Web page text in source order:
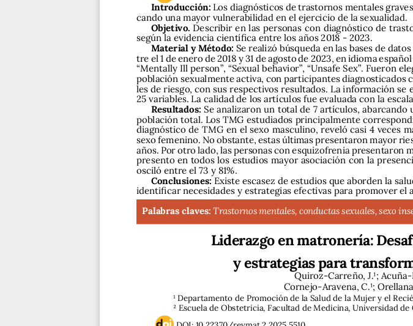
Liderazgo en matronería:
y estrategias para
Quiroz-Carreño, J.1; Acuña-
Cornejo-Aravena, C.1;
1 Departamento de Promoción de la Salud de la Mujer y el
2 Escuela de Obstetricia, Facultad de Medicina, Universidad de
Palabras claves: Trastornos mentales, conductas sexuales, sexo
Introducción: Los diagnósticos de trastornos mentales
cando una mayor vulnerabilidad en el ejercicio de la sexualidad.
Objetivo. Describir en las personas con diagnóstico de
según la evidencia científica entre los años 2018 - 2023.
Material y Método: Se realizó búsqueda en las bases de
tre el 1 de enero de 2018 y 31 de agosto de 2023, en idioma
“Mentally Ill person”, “Sexual behavior”, “Unsafe Sex”. Fueron
población sexualmente activa, con participantes diagnosticados
les de riesgo, con sus respectivos resultados. La información
25 variables. La calidad de los artículos fue evaluada con la escala
Resultados: Se analizaron un total de 7 artículos,
población total. Los TMG estudiados principalmente
diagnóstico de TMG en el sexo masculino, reveló casi 4 veces
sexo femenino. No obstante, estas últimas presentaron mayor
años. Por otro lado, las personas con esquizofrenia presentaron
presento en todos los estudios mayor asociación con la
osciló entre el 73 y 81%.
Conclusiones: Existe escasez de estudios que aborden la
identificar necesidades y estrategias efectivas para promover el
DOI: 10.22370/revmat.2.2025.5510